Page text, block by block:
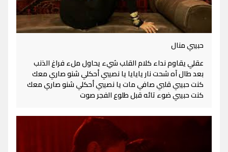
حبيبي منال
عقلي يقاوم نداء كلام القلب شيء يحاول ملء فراغ الذنب
بعد طال آه شحت نار يايايا يا نصيبي أحكلي شنو صاري معك
كنت حبيبي قلبي صافي مات يا نصيبي أحكلي شنو صاري معك
كنت حبيبي ضوء تائه قبل طلوع الفجر صوت